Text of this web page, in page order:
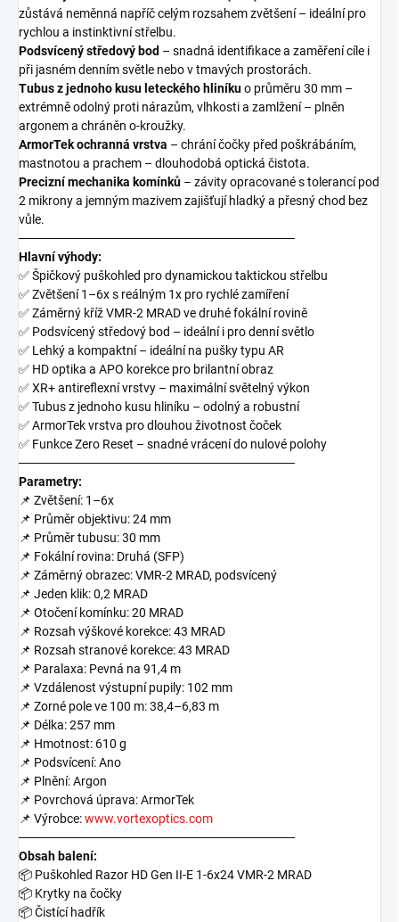
zůstává neměnná napříč celým rozsahem zvětšení – ideální pro
rychlou a instinktivní střelbu.
Podsvícený středový bod – snadná identifikace a zaměření cíle i
při jasném denním světle nebo v tmavých prostorách.
Tubus z jednoho kusu leteckého hliníkuo průměru 30 mm –
extrémně odolný proti nárazům, vlhkosti a zamlžení – plněn
argonem a chráněn o-kroužky.
ArmorTek ochranná vrstva – chrání čočky před poškrábáním,
mastnotou a prachem – dlouhodobá optická čistota.
Precizní mechanika komínků – závity opracované s tolerancí pod
2 mikrony a jemným mazivem zajišťují hladký a přesný chod bez
vůle.
───────────────────────────────
Hlavní výhody:
✅Špičkový puškohled pro dynamickou taktickou střelbu
✅Zvětšení 1–6x s reálným 1x pro rychlé zamíření
✅Záměrný kříž VMR-2 MRAD ve druhé fokální rovině
✅ Podsvícený středový bod – ideální i pro denní světlo
✅ Lehký a kompaktní – ideální na pušky typu AR
✅ HD optika a APO korekce pro brilantní obraz
✅XR+ antireflexní vrstvy – maximální světelný výkon
✅Tubus z jednoho kusu hliníku – odolný a robustní
✅ArmorTek vrstva pro dlouhou životnost čoček
✅ Funkce Zero Reset – snadné vrácení do nulové polohy
───────────────────────────────
Parametry:
📌 Zvětšení: 1–6x
📌 Průměr objektivu: 24 mm
📌 Průměr tubusu: 30 mm
📌 Fokální rovina: Druhá (SFP)
📌 Záměrný obrazec: VMR-2 MRAD, podsvícený
📌 Jeden klik: 0,2 MRAD
📌 Otočení komínku: 20 MRAD
📌 Rozsah výškové korekce: 43 MRAD
📌 Rozsah stranové korekce: 43 MRAD
📌 Paralaxa: Pevná na 91,4 m
📌 Vzdálenost výstupní pupily: 102 mm
📌 Zorné pole ve 100 m: 38,4–6,83 m
📌 Délka: 257 mm
📌 Hmotnost: 610 g
📌 Podsvícení: Ano
📌 Plnění: Argon
📌 Povrchová úprava: ArmorTek
📌 Výrobce:www.vortexoptics.com
───────────────────────────────
Obsah balení:
📦 Puškohled Razor HD Gen II-E 1-6x24 VMR-2 MRAD
📦 Krytky na čočky
📦Čistící hadřík